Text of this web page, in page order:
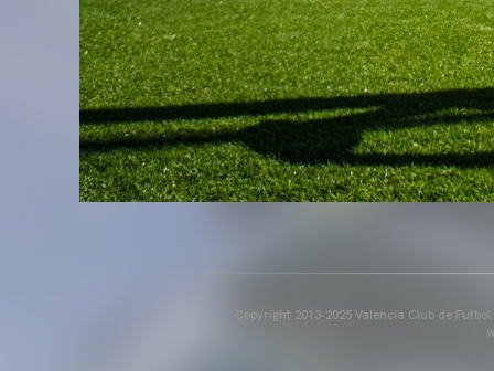
Copyright 2013-2025 Valencia Club de